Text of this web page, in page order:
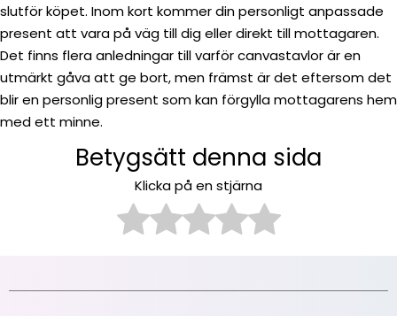
slutför köpet. Inom kort kommer din personligt anpassade
present att vara på väg till dig eller direkt till mottagaren.
Det finns flera anledningar till varför canvastavlor är en
utmärkt gåva att ge bort, men främst är det eftersom det
blir en personlig present som kan förgylla mottagarens hem
med ett minne.
Betygsätt denna sida
Klicka på en stjärna